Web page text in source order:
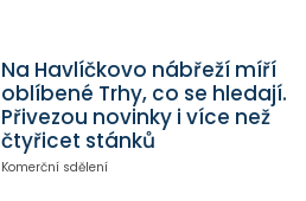
Na Havlíčkovo nábřeží míří
oblíbené Trhy, co se hledají.
Přivezou novinky i více než
čtyřicet stánků
Komerční sdělení